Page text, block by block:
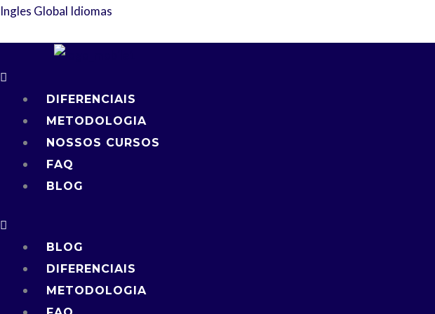
Ir
conteúdo
Ingles Global Idiomas
Menu
DIFERENCIAIS
METODOLOGIA
NOSSOS CURSOS
FAQ
BLOG
Menu
BLOG
DIFERENCIAIS
METODOLOGIA
Menu